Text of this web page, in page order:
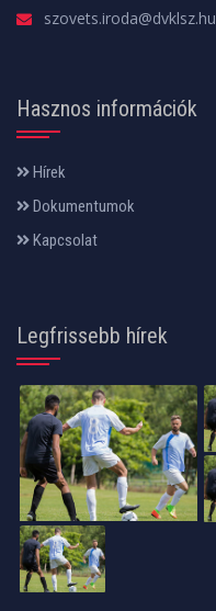
szovets.iroda@dvklsz.hu
Hasznos információk
Hírek
Dokumentumok
Kapcsolat
Legfrissebb hírek